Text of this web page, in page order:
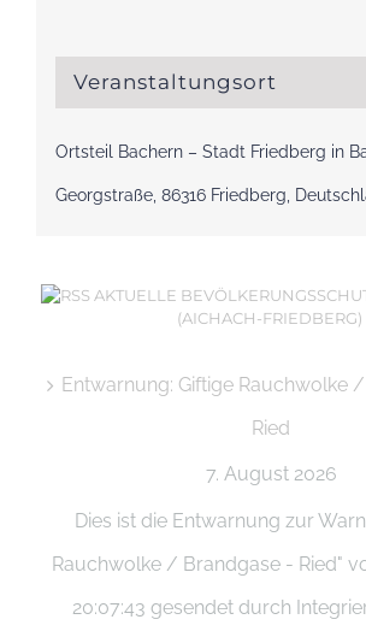
Veranstaltungsort
Ortsteil Bachern – Stadt Friedberg in
Georgstraße, 86316 Friedberg,
AKTUELLE
(AICHACH-FRIEDBERG)
Entwarnung: Giftige Rauchwolke
Ried
7. August 2026
Dies ist die Entwarnung zur
Rauchwolke / Brandgase - Ried"
20:07:43 gesendet durch